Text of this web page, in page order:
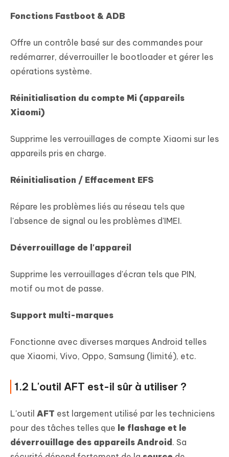
Fonctions Fastboot & ADB
Offre un contrôle basé sur des commandes pour
redémarrer, déverrouiller le bootloader et gérer les
opérations système.
Réinitialisation du compte Mi (appareils
Xiaomi)
Supprime les verrouillages de compte Xiaomi sur les
appareils pris en charge.
Réinitialisation / Effacement EFS
Répare les problèmes liés au réseau tels que
l'absence de signal ou les problèmes d'IMEI.
Déverrouillage de l'appareil
Supprime les verrouillages d'écran tels que PIN,
motif ou mot de passe.
Support multi-marques
Fonctionne avec diverses marques Android telles
que Xiaomi, Vivo, Oppo, Samsung (limité), etc.
1.2 L'outil AFT est-il sûr à utiliser ?
L'outil AFT est largement utilisé par les techniciens
pour des tâches telles que le flashage et le
déverrouillage des appareils Android. Sa